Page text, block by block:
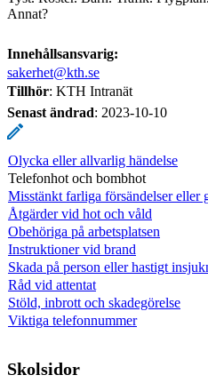
Annat?
Innehållsansvarig:
sakerhet@kth.se
Tillhör: KTH Intranät
Senast ändrad: 2023-10-10
Olycka eller allvarlig händelse
Telefonhot och bombhot
Misstänkt farliga försändelser eller
Åtgärder vid hot och våld
Obehöriga på arbetsplatsen
Instruktioner vid brand
Skada på person eller hastigt
Råd vid attentat
Stöld, inbrott och skadegörelse
Viktiga telefonnummer
Skolsidor